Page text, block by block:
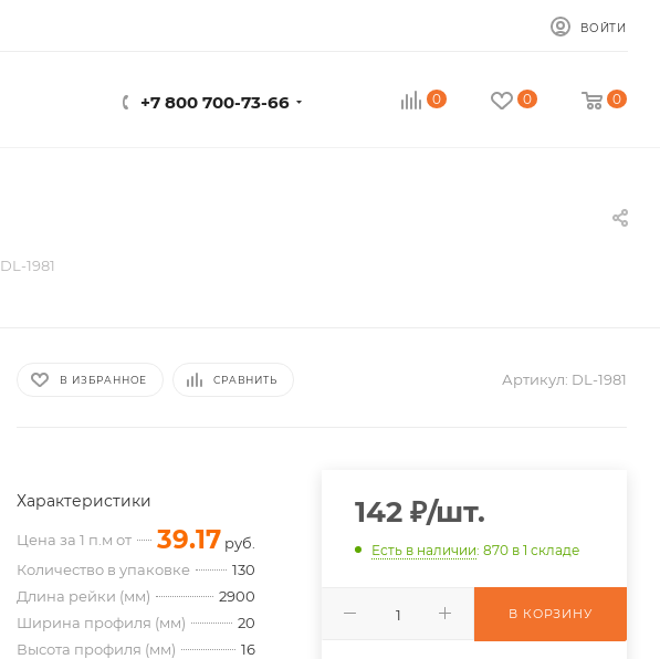
ВОЙТИ
+7 800 700-73-66 0 0 0
DL-1981
В ИЗБРАННОЕ СРАВНИТЬ Артикул: DL-1981
Характеристики
Цена за 1 п.м от 39.17 руб.
Количество в упаковке
130
Длина рейки (мм)
2900
Ширина профиля (мм)
20
Высота профиля (мм)
16
142 ₽/шт.
Есть в наличии: 870 в 1 складе
В КОРЗИНУ